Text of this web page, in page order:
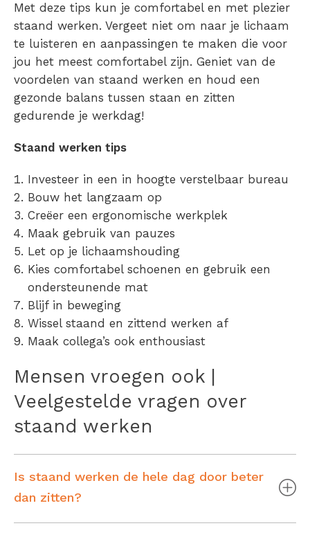
Met deze tips kun je comfortabel en met plezier
staand werken. Vergeet niet om naar je lichaam
te luisteren en aanpassingen te maken die voor
jou het meest comfortabel zijn. Geniet van de
voordelen van staand werken en houd een
gezonde balans tussen staan en zitten
gedurende je werkdag!
Staand werken tips
Investeer in een in hoogte verstelbaar bureau
Bouw het langzaam op
Creëer een ergonomische werkplek
Maak gebruik van pauzes
Let op je lichaamshouding
Kies comfortabel schoenen en gebruik een
ondersteunende mat
Blijf in beweging
Wissel staand en zittend werken af
Maak collega’s ook enthousiast
Mensen vroegen ook |
Veelgestelde vragen over
staand werken
Is staand werken de hele dag door beter
dan zitten?